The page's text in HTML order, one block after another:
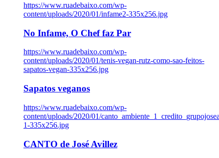
https://www.ruadebaixo.com/wp-
content/uploads/2020/01/infame2-335x256.jpg
No Infame, O Chef faz Par
https://www.ruadebaixo.com/wp-
content/uploads/2020/01/tenis-vegan-rutz-como-sao-feitos-
sapatos-vegan-335x256.jpg
Sapatos veganos
https://www.ruadebaixo.com/wp-
content/uploads/2020/01/
1-335x256.jpg
CANTO de José Avillez